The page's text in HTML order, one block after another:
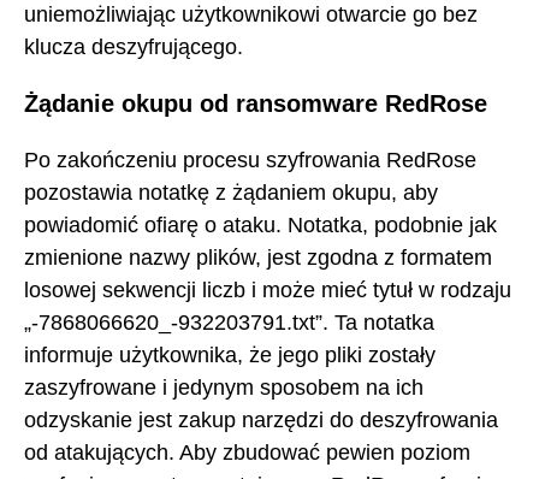
uniemożliwiając użytkownikowi otwarcie go bez
klucza deszyfrującego.
Żądanie okupu od ransomware RedRose
Po zakończeniu procesu szyfrowania RedRose
pozostawia notatkę z żądaniem okupu, aby
powiadomić ofiarę o ataku. Notatka, podobnie jak
zmienione nazwy plików, jest zgodna z formatem
losowej sekwencji liczb i może mieć tytuł w rodzaju
„-7868066620_-932203791.txt”. Ta notatka
informuje użytkownika, że jego pliki zostały
zaszyfrowane i jedynym sposobem na ich
odzyskanie jest zakup narzędzi do deszyfrowania
od atakujących. Aby zbudować pewien poziom